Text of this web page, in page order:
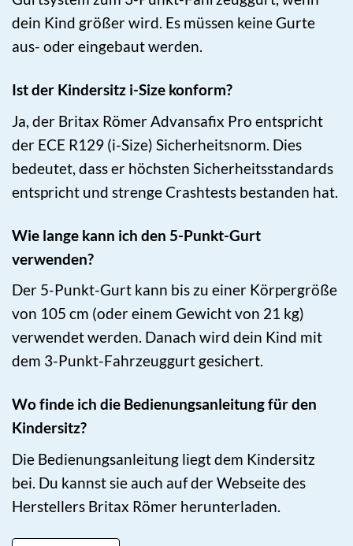
dein Kind größer wird. Es müssen keine Gurte
aus- oder eingebaut werden.
Ist der Kindersitz i-Size konform?
Ja, der Britax Römer Advansafix Pro entspricht
der ECE R129 (i-Size) Sicherheitsnorm. Dies
bedeutet, dass er höchsten Sicherheitsstandards
entspricht und strenge Crashtests bestanden hat.
Wie lange kann ich den 5-Punkt-Gurt
verwenden?
Der 5-Punkt-Gurt kann bis zu einer Körpergröße
von 105 cm (oder einem Gewicht von 21 kg)
verwendet werden. Danach wird dein Kind mit
dem 3-Punkt-Fahrzeuggurt gesichert.
Wo finde ich die Bedienungsanleitung für den
Kindersitz?
Die Bedienungsanleitung liegt dem Kindersitz
bei. Du kannst sie auch auf der Webseite des
Herstellers Britax Römer herunterladen.